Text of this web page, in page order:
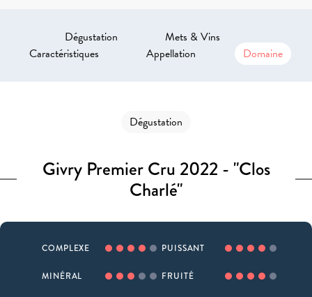
Dégustation
Mets & Vins
Caractéristiques
Appellation Domaine
Dégustation
Givry Premier Cru 2022 - "Clos
Charlé"
COMPLEXE PUISSANT
MINÉRAL FRUITÉ